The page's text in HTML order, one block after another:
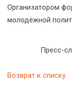
Организатором
молодёжной
Пресс-
Возврат к списку